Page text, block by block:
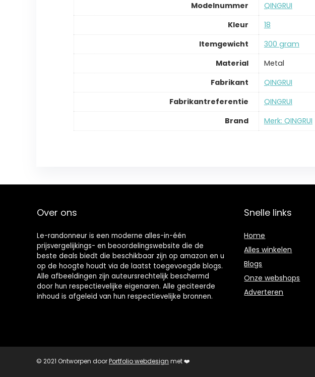
Modelnummer
‎QINGRUI
Kleur
‎18
Itemgewicht
‎300 gram
Material
‎Metal
Fabrikant
‎QINGRUI
Fabrikantreferentie
‎QINGRUI
Brand
Merk: QINGRUI
Over ons
Le-randonneur is een moderne alles-in-één
prijsvergelijkings- en beoordelingswebsite die de
beste deals biedt die beschikbaar zijn op amazon en u
op de hoogte houdt via de laatst toegevoegde blogs.
Alle afbeeldingen zijn auteursrechtelijk beschermd
door hun respectievelijke eigenaren. Alle geciteerde
inhoud is afgeleid van hun respectievelijke bronnen.
Snelle links
Home
Alles winkelen
Blogs
Onze webshops
Adverteren
© 2021 Ontworpen doorPortfolio webdesign met ❤️